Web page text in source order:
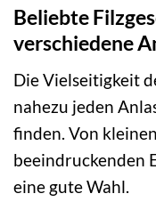
Beliebte
verschiedene
Die Vielseitigkeit
nahezu jeden
finden. Von
beeindruckenden
eine gute Wahl.